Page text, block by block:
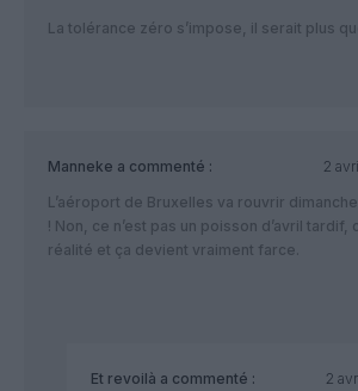
La tolérance zéro s’impose, il serait plus
Manneke a commenté :
2
L’aéroport de Bruxelles va rouvrir
! Non, ce n’est pas un poisson d’avril tardif,
réalité et ça devient vraiment farce.
Et revoilà a commenté :
2